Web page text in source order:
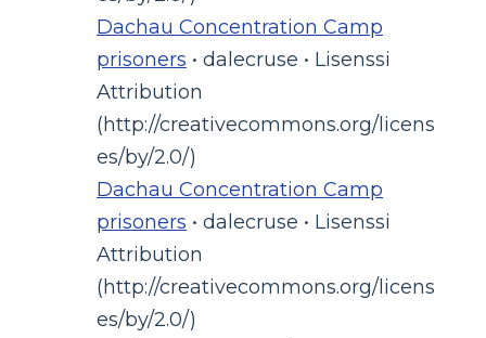
Dachau Concentration Camp
prisoners • dalecruse • Lisenssi
Attribution
(http://creativecommons.org/licens
es/by/2.0/)
Dachau Concentration Camp
prisoners • dalecruse • Lisenssi
Attribution
(http://creativecommons.org/licens
es/by/2.0/)